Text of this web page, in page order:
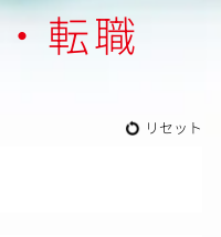
転職
リセット